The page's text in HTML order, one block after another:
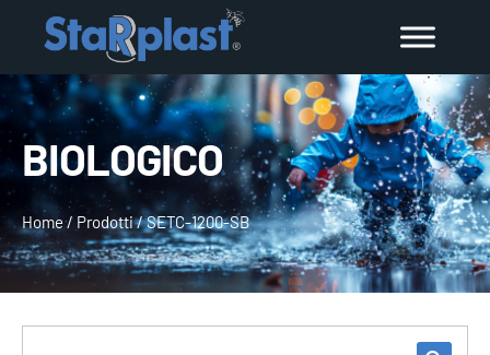
BIOLOGICO
Home/ Prodotti/SETC-1200-SB